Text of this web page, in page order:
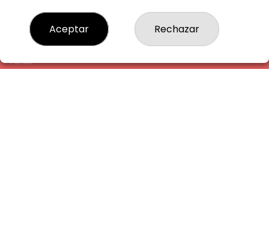
Contacto
Empresas
Peñas
Aceptar Rechazar